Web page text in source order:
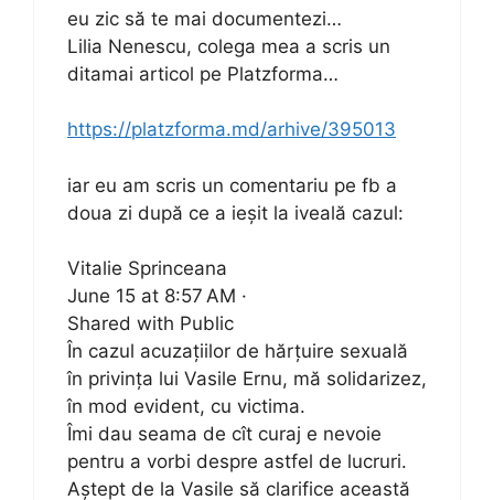
eu zic să te mai documentezi…
Lilia Nenescu, colega mea a scris un
ditamai articol pe Platzforma…
https://platzforma.md/arhive/395013
iar eu am scris un comentariu pe fb a
doua zi după ce a ieșit la iveală cazul:
Vitalie Sprinceana
June 15 at 8:57 AM ·
Shared with Public
În cazul acuzațiilor de hărțuire sexuală
în privința lui Vasile Ernu, mă solidarizez,
în mod evident, cu victima.
Îmi dau seama de cît curaj e nevoie
pentru a vorbi despre astfel de lucruri.
Aștept de la Vasile să clarifice această